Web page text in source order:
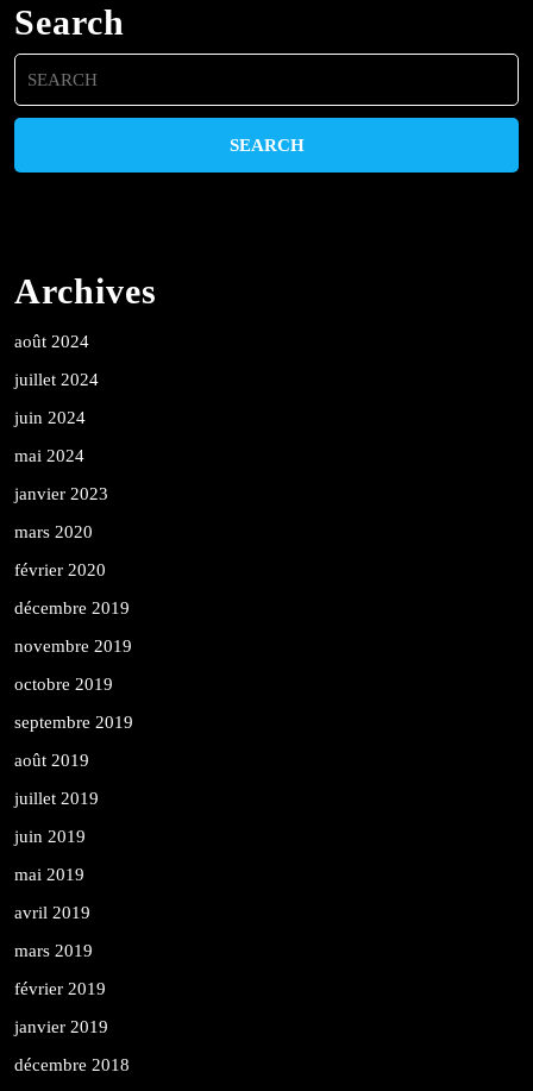
Search
Search
for:
Archives
août 2024
juillet 2024
juin 2024
mai 2024
janvier 2023
mars 2020
février 2020
décembre 2019
novembre 2019
octobre 2019
septembre 2019
août 2019
juillet 2019
juin 2019
mai 2019
avril 2019
mars 2019
février 2019
janvier 2019
décembre 2018